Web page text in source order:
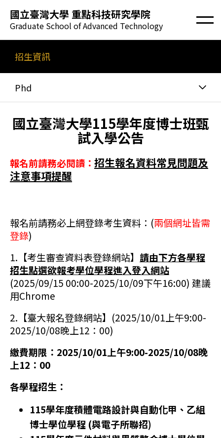
國立臺灣大學 重點科技研究學院
Graduate School of Advanced Technology
招生資訊
Phd
國立臺灣大學115學年度博士班甄
試入學公告
報名前請務必閱讀： 招生報名資料常見問題及
注意事項提醒
報名前請務必上網登錄考生資料： (兩個網址皆需
登錄)
1.【考生審查資料表登錄網站】 請由下方各學程
招生點選欲報考學位學程進入登入網站
(2025/09/15 00:00-2025/10/09下午16:00) 建議
用Chrome
2. 【臺大報名登錄網站】 (2025/10/01上午9:00-
2025/10/08晚上12：00)
繳費期限：2025/10/01上午9:00-2025/10/08晚
上12：00
各學程招生：
115學年度積體電路設計與自動化甲、乙組
博士學位學程 (與電子所聯招)